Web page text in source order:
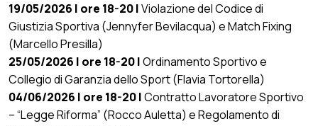
19/05/2026 | ore 18-20 |Violazione del Codice di
Giustizia Sportiva (Jennyfer Bevilacqua) e Match Fixing
(Marcello Presilla)
25/05/2026 | ore 18-20 |Ordinamento Sportivo e
Collegio di Garanzia dello Sport (Flavia Tortorella)
04/06/2026 | ore 18-20 |Contratto Lavoratore Sportivo
– “Legge Riforma” (Rocco Auletta) e Regolamento di